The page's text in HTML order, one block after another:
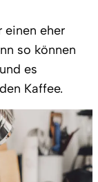
einen eher
so können
es
Kaffee.